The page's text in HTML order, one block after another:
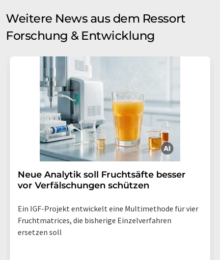
Weitere News aus dem Ressort
Forschung & Entwicklung
Neue Analytik soll Fruchtsäfte besser
vor Verfälschungen schützen
Ein IGF-Projekt entwickelt eine Multimethode für vier
Fruchtmatrices, die bisherige Einzelverfahren
ersetzen soll